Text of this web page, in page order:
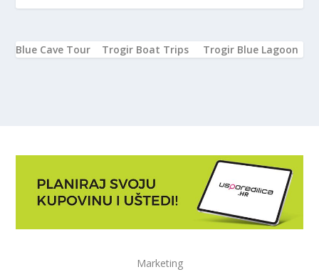
Blue Cave Tour Trogir Boat Trips Trogir Blue Lagoon
Marketing